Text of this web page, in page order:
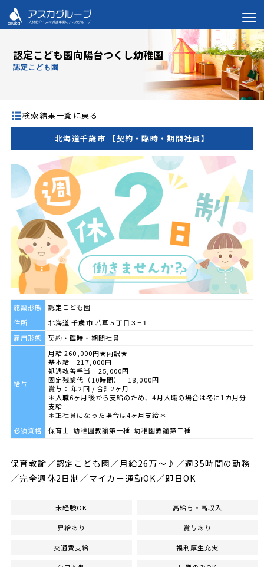
認定こども園向陽台つくし幼稚園
認定こども園
検索結果一覧に戻る
北海道千歳市 【契約・臨時・期間社員】
施設形態
認定こども園
住所
北海道 千歳市 若草５丁目３−１
雇用形態
契約・臨時・期間社員
給与
月給 260,000円★内訳★
基本給 217,000円
処遇改善手当 25,000円
固定残業代（10時間） 18,000円
賞与： 年2回 / 合計2ヶ月
＊入職6ヶ月後から支給のため、4月入職の場合は冬に1カ月分
支給
＊正社員になった場合は4ヶ月支給＊
必須資格
保育士 幼稚園教諭第一種 幼稚園教諭第二種
保育教諭／認定こども園／月給26万～♪／週35時間の勤務
／完全週休2日制／マイカー通勤OK／即日OK
未経験OK 高給与・高収入
昇給あり 賞与あり
交通費支給 福利厚生充実